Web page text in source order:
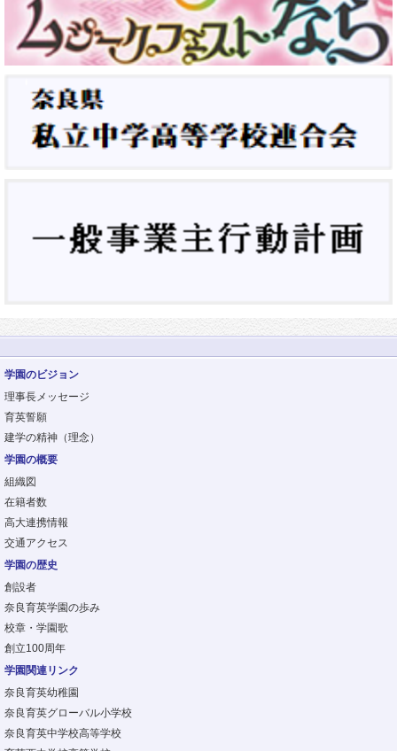
学園のビジョン
理事長メッセージ
育英誓願
建学の精神（理念）
学園の概要
組織図
在籍者数
高大連携情報
交通アクセス
学園の歴史
創設者
奈良育英学園の歩み
校章・学園歌
創立100周年
学園関連リンク
奈良育英幼稚園
奈良育英グローバル小学校
奈良育英中学校高等学校